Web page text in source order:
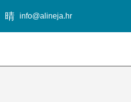
info@alineja.hr